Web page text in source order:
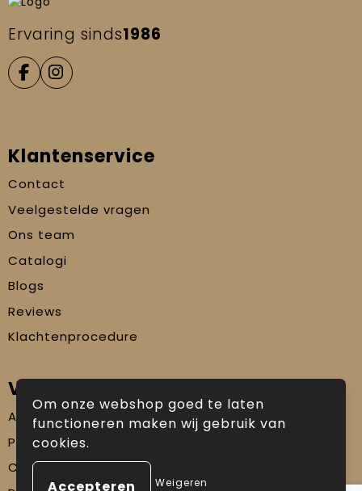
Ervaring sinds1986
Klantenservice
Contact
Veelgestelde vragen
Ons team
Catalogi
Blogs
Reviews
Klachtenprocedure
Veilig winkelen
Algemene voorwaarden
Privacyverklaring
Cookiebeleid
Om onze webshop goed te laten
functioneren maken wij gebruik van
cookies.
Weigeren